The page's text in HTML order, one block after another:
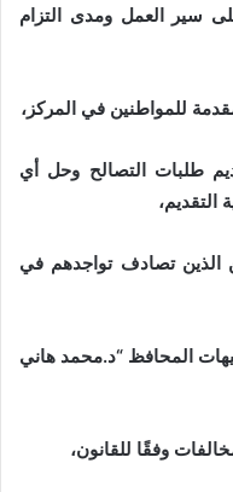
سير العمل ومدى التزام
للمواطنين في المركز،
طلبات التصالح وحل أي
الذين تصادف تواجدهم في
المحافظ “د.محمد هاني
وفقًا للقانون،